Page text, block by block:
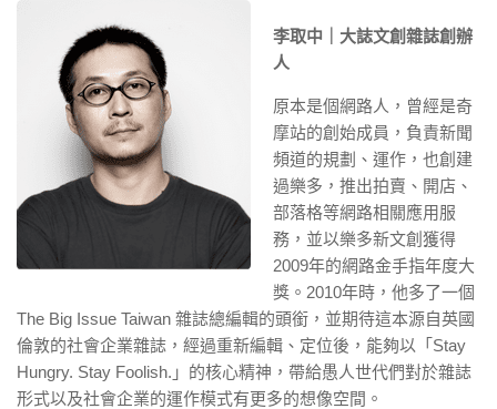
李取中｜大誌文創雜誌創辦
人
原本是個網路人，曾經是奇
摩站的創始成員，負責新聞
頻道的規劃、運作，也創建
過樂多，推出拍賣、開店、
部落格等網路相關應用服
務，並以樂多新文創獲得
2009年的網路金手指年度大
獎。2010年時，他多了一個
The Big Issue Taiwan 雜誌總編輯的頭銜，並期待這本源自英國
倫敦的社會企業雜誌，經過重新編輯、定位後，能夠以「Stay
Hungry. Stay Foolish.」的核心精神，帶給愚人世代們對於雜誌
形式以及社會企業的運作模式有更多的想像空間。